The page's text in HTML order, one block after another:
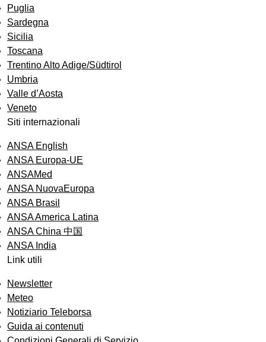
Puglia
Sardegna
Sicilia
Toscana
Trentino Alto Adige/Südtirol
Umbria
Valle d’Aosta
Veneto
Siti internazionali
ANSA English
ANSA Europa-UE
ANSAMed
ANSA NuovaEuropa
ANSA Brasil
ANSA America Latina
ANSA China 中国
ANSA India
Link utili
Newsletter
Meteo
Notiziario Teleborsa
Guida ai contenuti